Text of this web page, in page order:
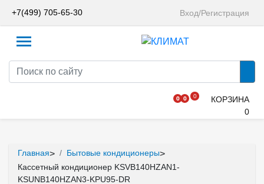
+7(499) 705-65-30 Вход/Регистрация
0 0 0
КОРЗИНА
0
Главная> Бытовые кондиционеры>
Кассетный кондиционер KSVB140HZAN1-
KSUNB140HZAN3-KPU95-DR